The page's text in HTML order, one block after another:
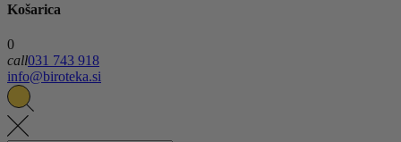
Košarica
0
call031 743 918
info@biroteka.si